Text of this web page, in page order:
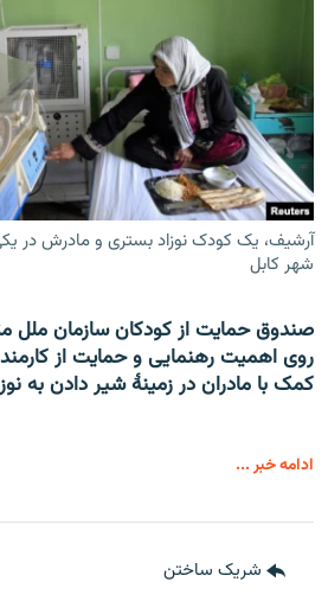
آرشیف، یک کودک نوزاد بستری و مادرش در
شهر کابل
صندوق حمایت از کودکان سازمان ملل
روی اهمیت رهنمایی و حمایت از
کمک با مادران در زمینۀ شیر دادن به
ادامه خبر ...
شریک ساختن